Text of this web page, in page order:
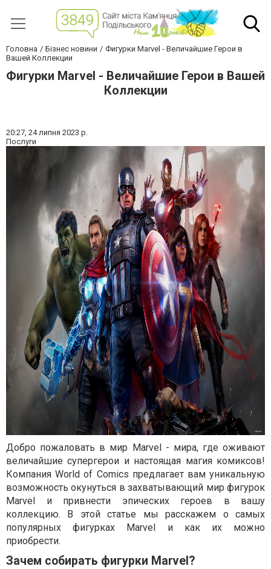
Головна Бізнес новини
Фигурки Marvel - Величайшие Герои в
Вашей Коллекции
Фигурки Marvel - Величайшие Герои в Вашей
Коллекции
20:27, 24 липня 2023 р.
Послуги
Добро пожаловать в мир Marvel - мира, где оживают
величайшие супергерои и настоящая магия комиксов!
Компания World of Comics предлагает вам уникальную
возможность окунуться в захватывающий мир фигурок
Marvel и привнести эпических героев в вашу
коллекцию. В этой статье мы расскажем о самых
популярных фигурках Marvel и как их можно
приобрести.
Зачем собирать фигурки Marvel?